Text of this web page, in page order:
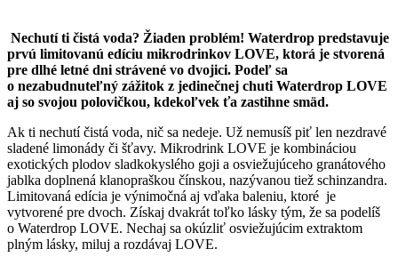
Nechutí ti čistá voda? Žiaden problém! Waterdrop predstavuje
prvú limitovanú edíciu mikrodrinkov LOVE, ktorá je stvorená
pre dlhé letné dni strávené vo dvojici. Podeľ sa
o nezabudnuteľný zážitok z jedinečnej chuti Waterdrop LOVE
aj so svojou polovičkou, kdekoľvek ťa zastihne smäd.
Ak ti nechutí čistá voda, nič sa nedeje. Už nemusíš piť len nezdravé
sladené limonády či šťavy. Mikrodrink LOVE je kombináciou
exotických plodov sladkokyslého goji a osviežujúceho granátového
jablka doplnená klanopraškou čínskou, nazývanou tiež schinzandra.
Limitovaná edícia je výnimočná aj vďaka baleniu, ktoré je
vytvorené pre dvoch. Získaj dvakrát toľko lásky tým, že sa podelíš
o Waterdrop LOVE. Nechaj sa okúzliť osviežujúcim extraktom
plným lásky, miluj a rozdávaj LOVE.